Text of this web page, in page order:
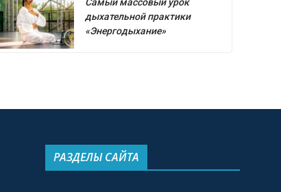
Самый массовый урок
дыхательной практики
«Энергодыхание»
РАЗДЕЛЫ САЙТА